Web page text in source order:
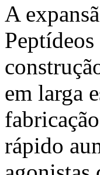
A
em larga
rápido